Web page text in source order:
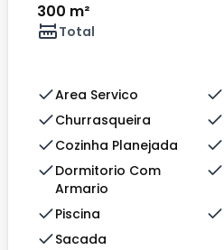
300 m²
Total
Area Servico
Churrasqueira
Cozinha Planejada
Dormitorio Com
Armario
Piscina
Sacada